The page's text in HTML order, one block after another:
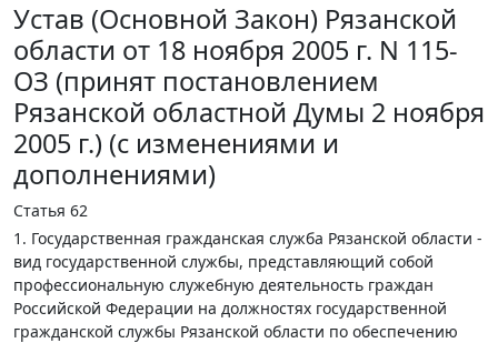
Устав (Основной Закон) Рязанской
области от 18 ноября 2005 г. N 115-
ОЗ (принят постановлением
Рязанской областной Думы 2 ноября
2005 г.) (с изменениями и
дополнениями)
Статья 62
1. Государственная гражданская служба Рязанской области -
вид государственной службы, представляющий собой
профессиональную служебную деятельность граждан
Российской Федерации на должностях государственной
гражданской службы Рязанской области по обеспечению